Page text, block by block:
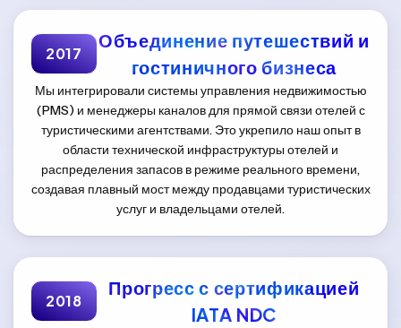
2017
Объединение путешествий и
гостиничного бизнеса
Мы интегрировали системы управления недвижимостью
(PMS) и менеджеры каналов для прямой связи отелей с
туристическими агентствами. Это укрепило наш опыт в
области технической инфраструктуры отелей и
распределения запасов в режиме реального времени,
создавая плавный мост между продавцами туристических
услуг и владельцами отелей.
2018
Прогресс с сертификацией
IATA NDC